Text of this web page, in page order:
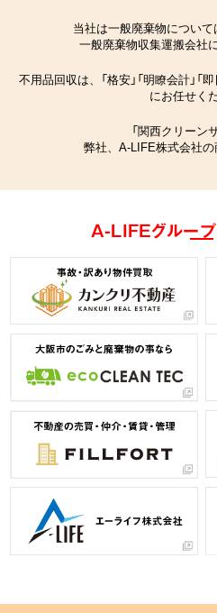
当社は一般廃棄物につい
一般廃棄物収集運搬会社
不用品回収は、「格安」「明瞭会計」
にお任せく
「関西クリーン
弊社、A-LIFE株式会社の
A-LIFEグループ